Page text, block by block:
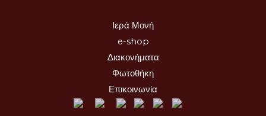
Ιερά Μονή
e-shop
Διακονήματα
Φωτοθήκη
Επικοινωνία